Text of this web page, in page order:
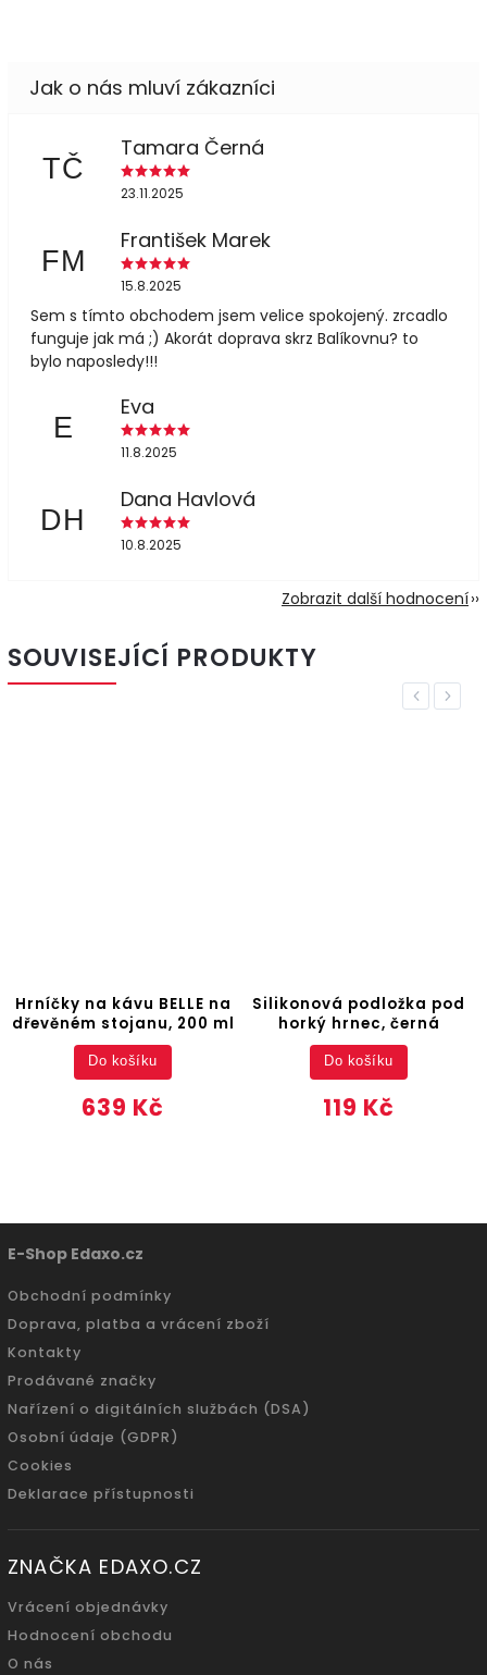
TČ
Tamara Černá
23.11.2025
FM
František Marek
15.8.2025
Sem s tímto obchodem jsem velice spokojený. zrcadlo
funguje jak má ;) Akorát doprava skrz Balíkovnu? to
bylo naposledy!!!
E
Eva
11.8.2025
DH
Dana Havlová
10.8.2025
Zobrazit další hodnocení
SOUVISEJÍCÍ PRODUKTY
Previous
Hrníčky na kávu BELLE na
dřevěném stojanu, 200 ml
639 Kč
Do košíku
Silikonová podložka pod
horký hrnec, černá
119 Kč
Do košíku
Next
E-Shop Edaxo.cz
Obchodní podmínky
Doprava, platba a vrácení zboží
Kontakty
Prodávané značky
Nařízení o digitálních službách (DSA)
Osobní údaje (GDPR)
Cookies
Deklarace přístupnosti
ZNAČKA EDAXO.CZ
Vrácení objednávky
Hodnocení obchodu
O nás